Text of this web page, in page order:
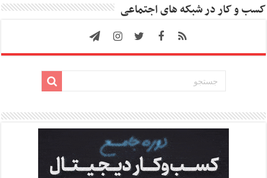
کسب و کار در شبکه های اجتماعی